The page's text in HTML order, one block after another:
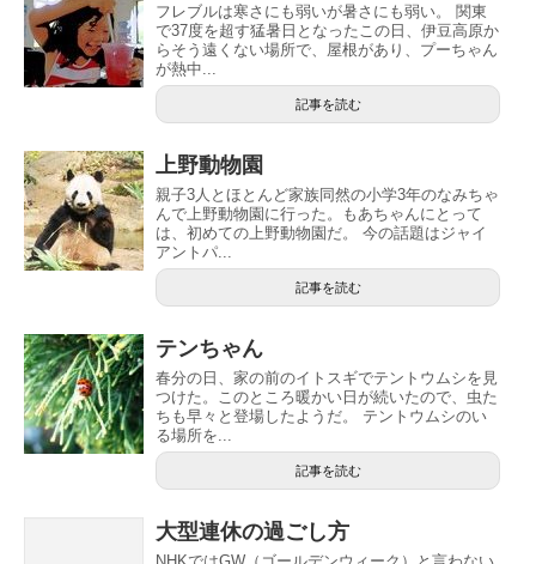
フレブルは寒さにも弱いが暑さにも弱い。 関東
で37度を超す猛暑日となったこの日、伊豆高原か
らそう遠くない場所で、屋根があり、プーちゃん
が熱中...
記事を読む
上野動物園
親子3人とほとんど家族同然の小学3年のなみちゃ
んで上野動物園に行った。もあちゃんにとって
は、初めての上野動物園だ。 今の話題はジャイ
アントパ...
記事を読む
テンちゃん
春分の日、家の前のイトスギでテントウムシを見
つけた。このところ暖かい日が続いたので、虫た
ちも早々と登場したようだ。 テントウムシのい
る場所を...
記事を読む
大型連休の過ごし方